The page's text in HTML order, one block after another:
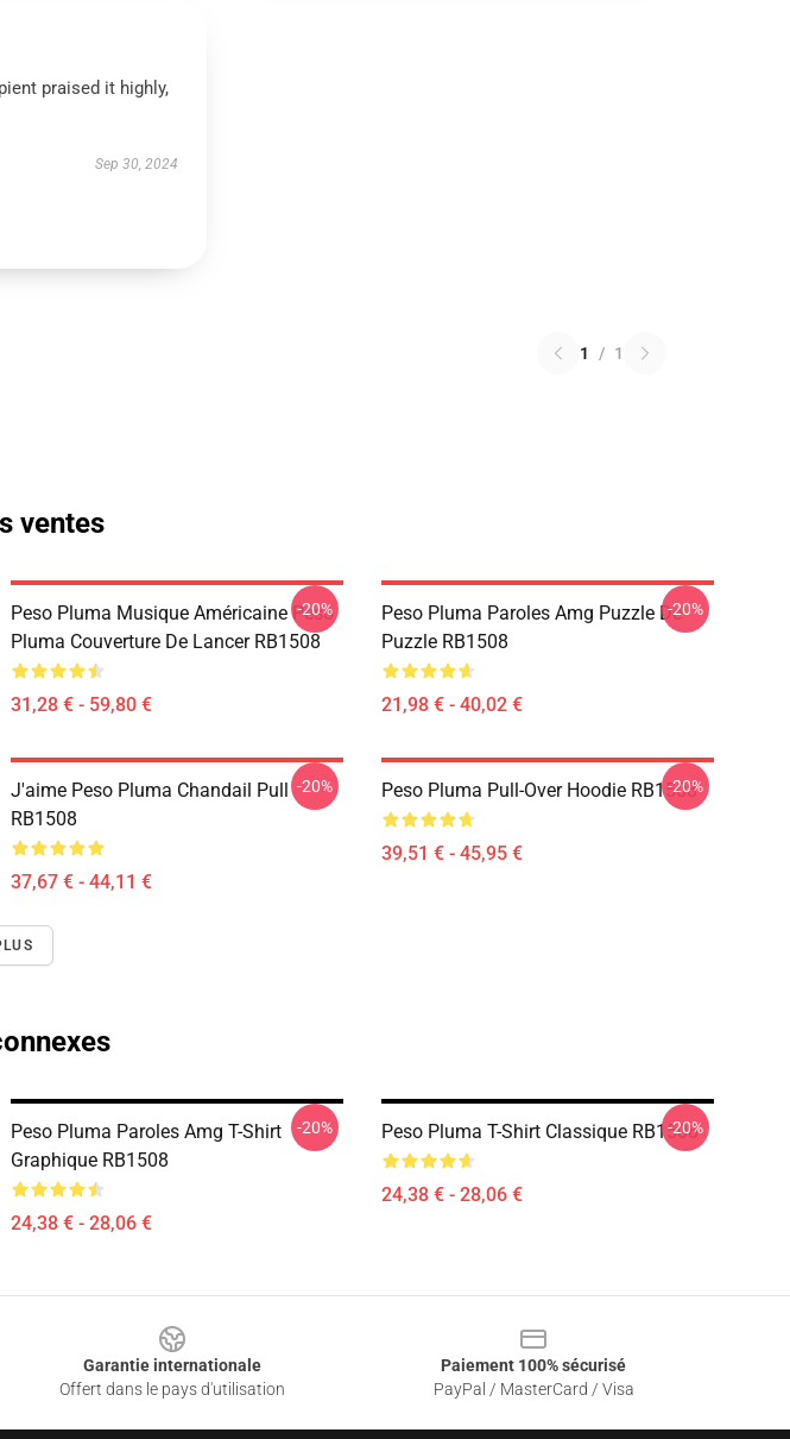
praised it highly,
Sep 30, 2024
1 / 1
ventes
Peso Pluma Musique Américaine Peso
Pluma Couverture De Lancer RB1508
31,28 € - 59,80 €
-20%
Peso Pluma Paroles Amg Puzzle De
Puzzle RB1508
21,98 € - 40,02 €
-20%
J'aime Peso Pluma Chandail Pull
RB1508
37,67 € - 44,11 €
-20% Peso Pluma Pull-Over Hoodie RB1508
39,51 € - 45,95 €
-20%
Peso Pluma Paroles Amg T-Shirt
Graphique RB1508
24,38 € - 28,06 €
-20% Peso Pluma T-Shirt Classique RB1508
24,38 € - 28,06 €
-20%
Garantie internationale
Offert dans le pays d'utilisation
Paiement 100% sécurisé
PayPal / MasterCard / Visa